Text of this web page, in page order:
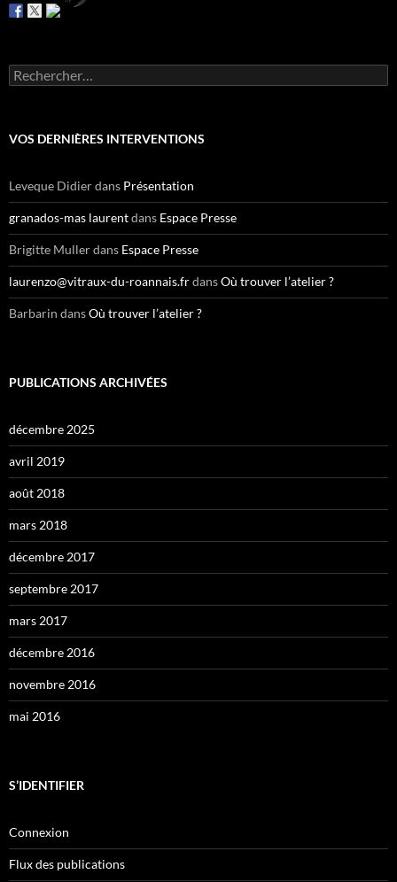
R
e
e
h
e
r
:
VOS DERNIÈRES INTERVENTIONS
Leveque Didierdans Présentation
granados-mas laurentdans Espace Presse
Brigitte Mullerdans Espace Presse
laurenzo@vitraux-du-roannais.frdansOù trouver l’atelier ?
Barbarin dansOù trouver l’atelier ?
PUBLICATIONS ARCHIVÉES
décembre 2025
avril 2019
août 2018
mars 2018
décembre 2017
septembre 2017
mars 2017
décembre 2016
novembre 2016
mai 2016
S’IDENTIFIER
Connexion
Flux des publications